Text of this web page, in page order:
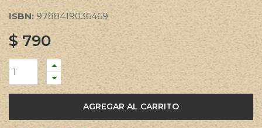
ISBN: 9788419036469
$790
AGREGAR AL CARRITO